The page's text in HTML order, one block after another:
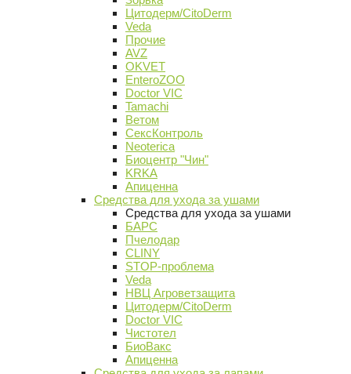
Цитодерм/CitoDerm
Veda
Прочие
AVZ
OKVET
EnteroZOO
Doctor VIC
Tamachi
Ветом
СексКонтроль
Neoterica
Биоцентр "Чин"
KRKA
Апиценна
Средства для ухода за ушами
Средства для ухода за ушами
БАРС
Пчелодар
CLINY
STOP-проблема
Veda
НВЦ Агроветзащита
Цитодерм/CitoDerm
Doctor VIC
Чистотел
БиоВакс
Апиценна